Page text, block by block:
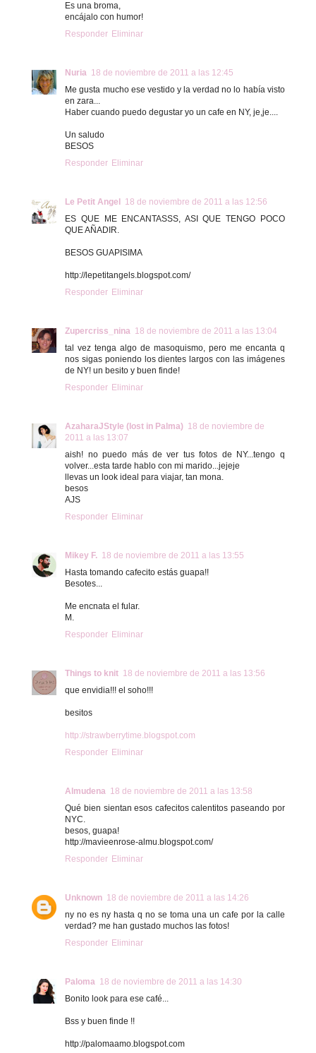
Es una broma,
encájalo con humor!
Responder Eliminar
Nuria 18 de noviembre de 2011 a las 12:45
Me gusta mucho ese vestido y la verdad no lo había visto
en zara...
Haber cuando puedo degustar yo un cafe en NY, je,je....
Un saludo
BESOS
Responder Eliminar
Le Petit Angel
18 de noviembre de 2011 a las 12:56
ES QUE ME ENCANTASSS, ASI QUE TENGO POCO
QUE AÑADIR.
BESOS GUAPISIMA
http://lepetitangels.blogspot.com/
Responder Eliminar
Zupercriss_nina 18 de noviembre de 2011 a las 13:04
tal vez tenga algo de masoquismo, pero me encanta q
nos sigas poniendo los dientes largos con las imágenes
de NY! un besito y buen finde!
Responder Eliminar
AzaharaJStyle (lost in Palma) 18 de noviembre de
2011 a las 13:07
aish! no puedo más de ver tus fotos de NY...tengo q
volver...esta tarde hablo con mi marido...jejeje
llevas un look ideal para viajar, tan mona.
besos
AJS
Responder Eliminar
Mikey F. 18 de noviembre de 2011 a las 13:55
Hasta tomando cafecito estás guapa!!
Besotes...
Me encnata el fular.
M.
Responder Eliminar
Things to knit 18 de noviembre de 2011 a las 13:56
que envidia!!! el soho!!!
besitos
http://strawberrytime.blogspot.com
Responder Eliminar
Almudena 18 de noviembre de 2011 a las 13:58
Qué bien sientan esos cafecitos calentitos paseando por
NYC.
besos, guapa!
http://mavieenrose-almu.blogspot.com/
Responder Eliminar
Unknown 18 de noviembre de 2011 a las 14:26
ny no es ny hasta q no se toma una un cafe por la calle
verdad? me han gustado muchos las fotos!
Responder Eliminar
Paloma 18 de noviembre de 2011 a las 14:30
Bonito look para ese café...
Bss y buen finde !!
http://palomaamo.blogspot.com